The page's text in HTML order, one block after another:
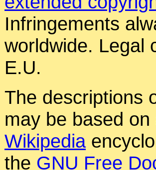
Infringements
worldwide. Legal
E.U.
The descriptions
may be based
Wikipedia
the GNU Free